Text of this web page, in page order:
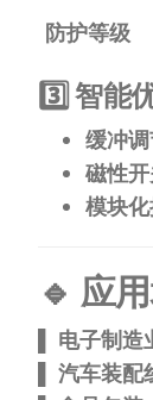
防护等级
​3️⃣ 智能
缓冲
磁性
模块
​🔹 应
电子制造
汽车装配